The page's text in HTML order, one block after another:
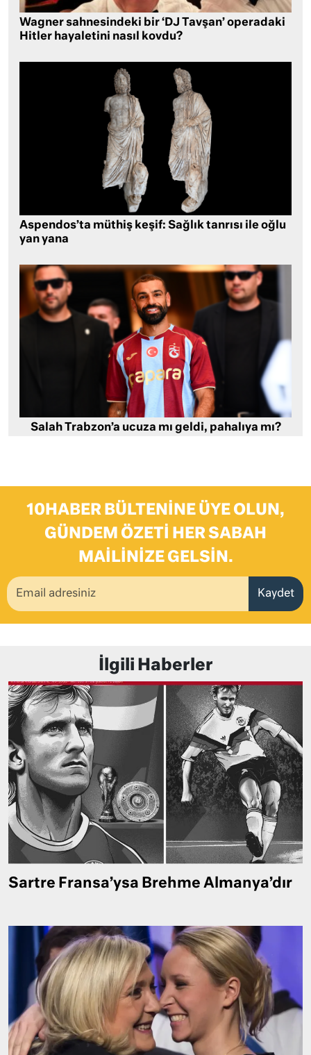
Wagner sahnesindeki bir ‘DJ Tavşan’ operadaki
Hitler hayaletini nasıl kovdu?
Aspendos’ta müthiş keşif: Sağlık tanrısı ile oğlu
yan yana
Salah Trabzon’a ucuza mı geldi, pahalıya mı?
10HABER BÜLTENINE ÜYE OLUN,
GÜNDEM ÖZETI HER SABAH
MAILINIZE GELSIN.
Kaydet
İlgili Haberler
Sartre Fransa’ysa Brehme Almanya’dır